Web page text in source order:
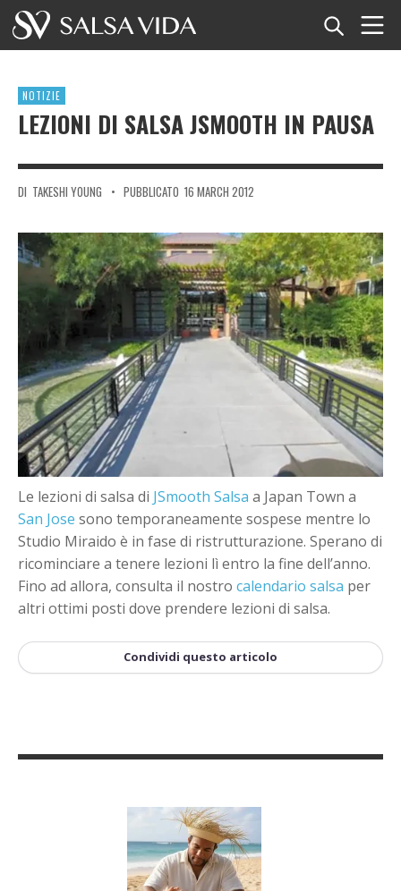
Eventi
Articoli
Video
Glossario della salsa
Negozio
TuneTempo
+ Aggiungi evento
NOTIZIE
LEZIONI DI SALSA JSMOOTH IN PAUSA
DI TAKESHI YOUNG • PUBBLICATO 16 MARCH 2012
Le lezioni di salsa di JSmooth Salsa a Japan Town a
San Jose sono temporaneamente sospese mentre lo
Studio Miraido è in fase di ristrutturazione. Sperano di
ricominciare a tenere lezioni lì entro la fine dell’anno.
Fino ad allora, consulta il nostro calendario salsa per
altri ottimi posti dove prendere lezioni di salsa.
Condividi questo articolo